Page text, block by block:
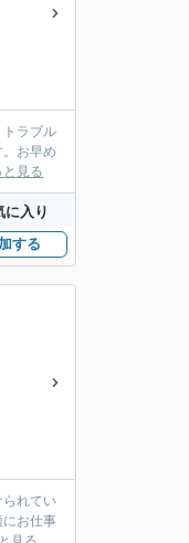
トラブル
お早め
と見る
に入り
する
られてい
にお仕事